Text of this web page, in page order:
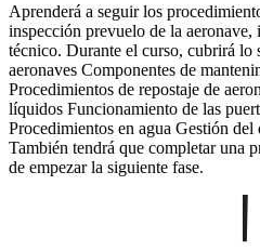
Aprenderá a seguir los
inspección prevuelo de la
técnico. Durante el curso, cubrirá lo
aeronaves Componentes de
Procedimientos de repostaje de
líquidos Funcionamiento de las
Procedimientos en agua Gestión
También tendrá que completar una
de empezar la siguiente fase.